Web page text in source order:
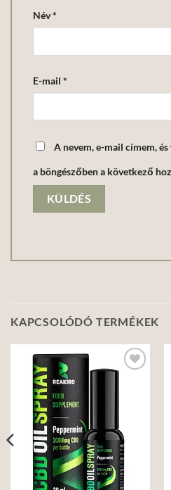
Név*
E-mail *
A nevem, e-mail címem,
a böngészőben a következő
KAPCSOLÓDÓ TERMÉKEK